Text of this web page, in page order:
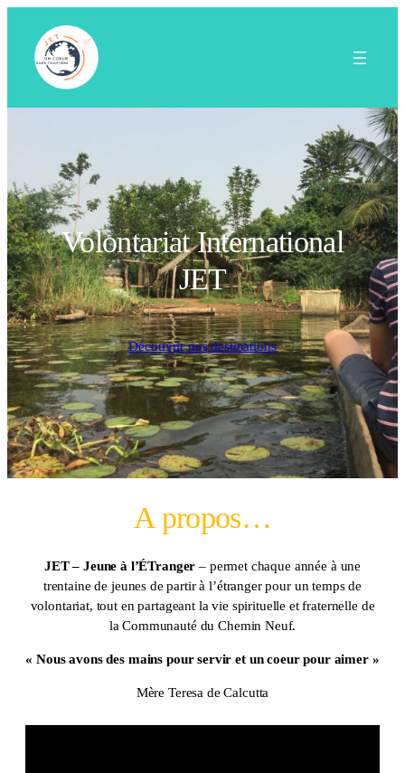
Volontariat International
JET
Découvrir nos destinations
A propos…
JET – Jeune à l’ÉTranger – permet chaque année à une
trentaine de jeunes de partir à l’étranger pour un temps de
volontariat, tout en partageant la vie spirituelle et fraternelle de
la Communauté du Chemin Neuf.
« Nous avons des mains pour servir et un coeur pour aimer »
Mère Teresa de Calcutta